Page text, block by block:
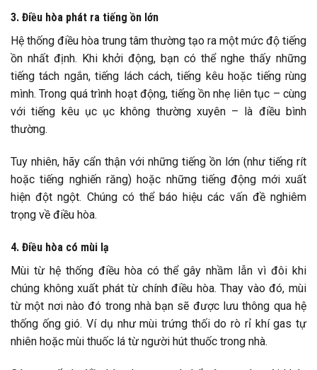
3. Điều hòa phát ra tiếng ồn lớn
Hệ thống điều hòa trung tâm thường tạo ra một mức độ tiếng
ồn nhất định. Khi khởi động, bạn có thể nghe thấy những
tiếng tách ngắn, tiếng lách cách, tiếng kêu hoặc tiếng rùng
mình. Trong quá trình hoạt động, tiếng ồn nhẹ liên tục – cùng
với tiếng kêu ục ục không thường xuyên – là điều bình
thường.
Tuy nhiên, hãy cẩn thận với những tiếng ồn lớn (như tiếng rít
hoặc tiếng nghiến răng) hoặc những tiếng động mới xuất
hiện đột ngột. Chúng có thể báo hiệu các vấn đề nghiêm
trọng về điều hòa.
4. Điều hòa có mùi lạ
Mùi từ hệ thống điều hòa có thể gây nhầm lẫn vì đôi khi
chúng không xuất phát từ chính điều hòa. Thay vào đó, mùi
từ một nơi nào đó trong nhà bạn sẽ được lưu thông qua hệ
thống ống gió. Ví dụ như mùi trứng thối do rò rỉ khí gas tự
nhiên hoặc mùi thuốc lá từ người hút thuốc trong nhà.